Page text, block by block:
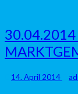
30.04.2014
–
Sitzung
14. April 2014